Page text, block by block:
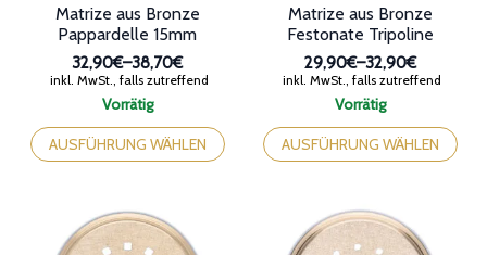
Vorrätig
Matrize aus Bronze
Pappardelle 15mm
32,90€–38,70€
Preisspanne:
32,90€
bis
38,70€
inkl. MwSt., falls zutreffend
AUSFÜHRUNG WÄHLEN
Produkt
weist
Vorrätig
Matrize aus Bronze
Festonate Tripoline
29,90€–32,90€
Preisspanne:
29,90€
bis
32,90€
inkl. MwSt., falls zutreffend
AUSFÜHRUNG WÄHLEN
Produkt
weist